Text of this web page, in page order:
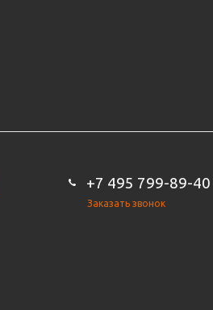
+7 495 799-89-40
Заказать звонок